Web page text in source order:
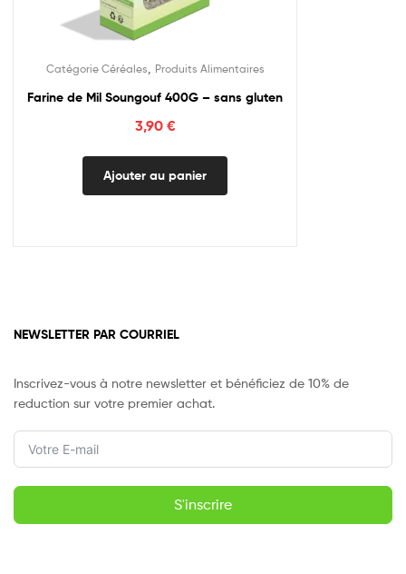
Catégorie Céréales Produits Alimentaires
Farine de Mil Soungouf 400G – sans gluten
3,90 €
Ajouter au panier
NEWSLETTER PAR COURRIEL
Inscrivez-vous à notre newsletter et bénéficiez de 10% de
reduction sur votre premier achat.
S'inscrire